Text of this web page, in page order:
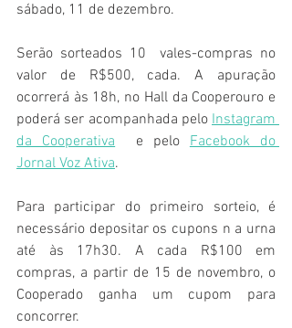
sábado, 11 de dezembro.
Serão sorteados 10  vales-compras no
valor de R$500, cada. A apuração
ocorrerá às 18h, no Hall da Cooperouro e
poderá ser acompanhada pelo Instagram
da Cooperativa
  e pelo
Facebook do
Jornal Voz Ativa.
Para participar do primeiro sorteio, é
necessário depositar os cupons n a urna
até às 17h30. A cada R$100 em
compras, a partir de 15 de novembro, o
Cooperado ganha um cupom para
concorrer.